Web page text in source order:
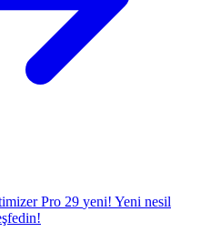
Pro 29 yeni! Yeni nesil